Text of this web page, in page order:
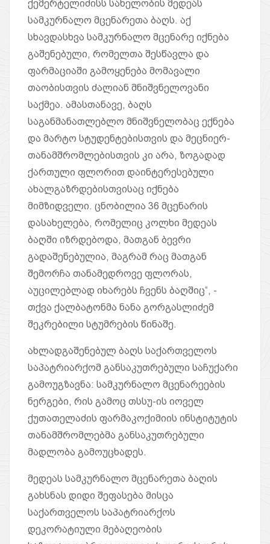
ქემერტელიძისს სახელობის მედეას
სამკურნალო მცენარეთა ბაღს. აქ
სხავდასხვა სამკურნალო მცენარე იქნება
გაშენებული, რომელთა შესწავლა და
ფარმაციაში გამოყენება მომავალი
თაობისთვის ძალიან მნიშვნელოვანი
საქმეა. ამასთანავე, ბაღს
საგანმანათლებლო მნიშვნელობაც ექნება
და მარტო სტუდენტებისთვის და მეცნიერ-
თანამშრომლებისთვის კი არა, ზოგადად
ქართული ფლორით დაინტერესებული
ახალგაზრდებისთვისაც იქნება
მიმზიდველი. ცნობილია 36 მცენარის
დასახელება, რომელიც კოლხი მედეას
ბაღში იზრდებოდა, მათგან ბევრი
გადაშენებულია, მაგრამ რაც მათგან
შემორჩა თანამედროვე ფლორას,
აუცილებლად იხარებს ჩვენს ბაღშიც“, -
თქვა ქალბატონმა ნანა გორგასლიძემ
შეკრებილი სტუმრების წინაშე.
ახლადგაშენებულ ბაღს საქართველოს
საპატრიარქომ განსაკუთრებული საჩუქარი
გამოუგზავნა: სამკურნალო მცენარეების
ნერგები, რის გამოც თსსუ-ის იოველ
ქუთათელაძის ფარმაკოქიმიის ინსტიტუტის
თანამშრომლებმა განსაკუთრებული
მადლობა გამოუცხადეს.
მედეას სამკურნალო მცენარეთა ბაღის
გახსნას დიდი შეფასება მისცა
საქართველოს საპატრიარქოს
დეკორატიული მებაღეობის